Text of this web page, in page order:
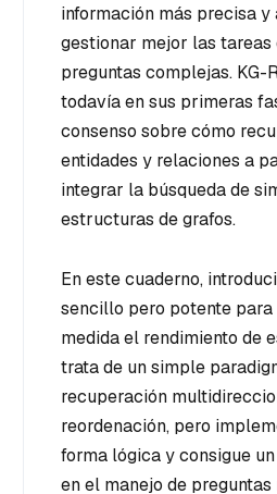
información más precisa y
gestionar mejor las tareas
preguntas complejas. KG-
todavía en sus primeras
consenso sobre cómo
entidades y relaciones a
integrar la búsqueda de
estructuras de grafos.
En este cuaderno,
sencillo pero potente
medida el rendimiento de
trata de un simple
recuperación
reordenación, pero
forma lógica y consigue
en el manejo de